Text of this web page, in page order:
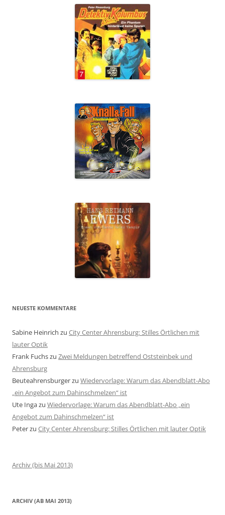
NEUESTE KOMMENTARE
Sabine Heinrich zu City Center Ahrensburg: Stilles Örtlichen mit
lauter Optik
Frank Fuchszu Zwei Meldungen betreffend Oststeinbek und
Ahrensburg
Beuteahrensburgerzu Wiedervorlage: Warum das Abendblatt-Abo
„ein Angebot zum Dahinschmelzen“ ist
Ute Ingazu Wiedervorlage: Warum das Abendblatt-Abo „ein
Angebot zum Dahinschmelzen“ ist
Peterzu City Center Ahrensburg: Stilles Örtlichen mit lauter Optik
Archiv (bis Mai 2013)
ARCHIV (AB MAI 2013)